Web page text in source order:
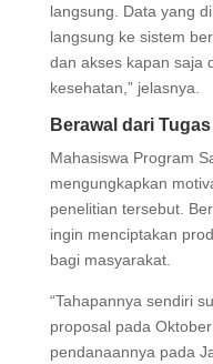
langsung. Data yang
langsung ke sistem
dan akses kapan saja
kesehatan,” jelasnya.
Berawal dari
Mahasiswa Program
mengungkapkan
penelitian tersebut.
ingin menciptakan
bagi masyarakat.
“Tahapannya sendiri
proposal pada
pendanaannya pada